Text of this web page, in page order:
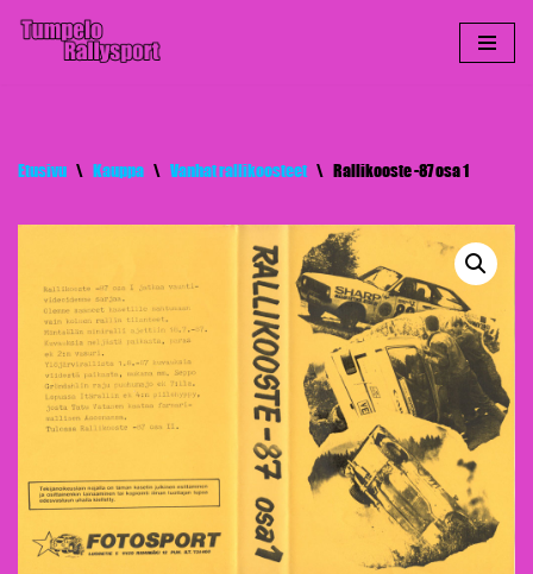
Etusivu \ Kauppa \ Vanhat rallikoosteet \ Rallikooste -87 osa 1